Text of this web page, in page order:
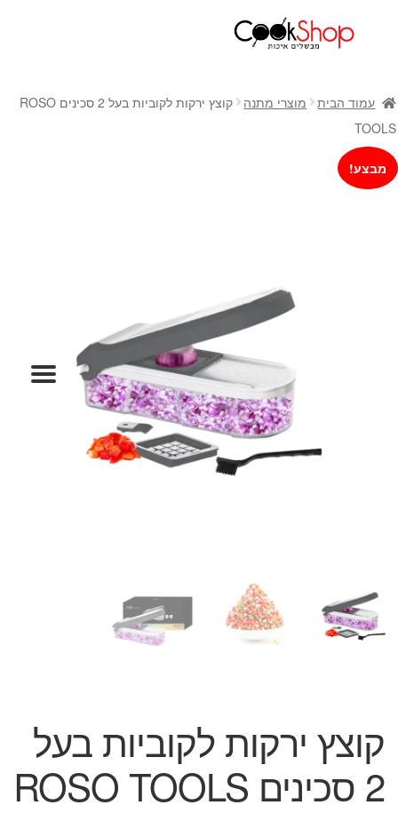
חנות
כלי בישול
סירים
מחבתות
כלי הגשה ואירוח
המותגים שלנו
מתנות לחנוכת בית
עמוד הבית מוצרי מתנה
קוצץ ירקות לקוביות בעל 2 סכינים ROSO
TOOLS
מבצע!
קוצץ ירקות לקוביות בעל
2 סכינים ROSO TOOLS